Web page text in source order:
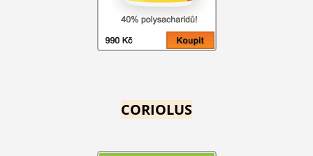
CORIOLUS